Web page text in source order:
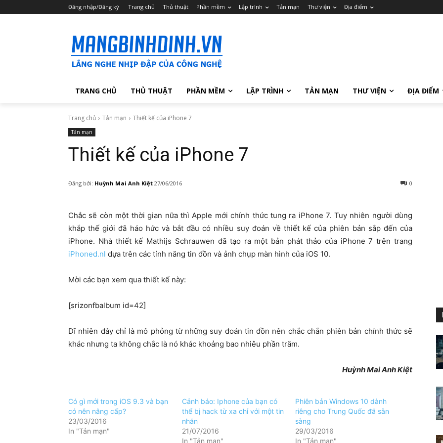
Đăng nhập/Đăng ký Trang chủ Thủ thuật Phần mềm Lập trình Tản mạn Thư viện Địa điểm
TRANG CHỦ THỦ THUẬT PHẦN MỀM LẬP TRÌNH TẢN MẠN THƯ VIỆN ĐỊA ĐIỂM
Trang chủ Tản mạn Thiết kế của iPhone 7
Tản mạn
Thiết kế của iPhone 7
Đăng bởi: Huỳnh Mai Anh Kiệt 27/06/2016 0
Chắc sẽ còn một thời gian nữa thì Apple mới chính thức tung ra iPhone 7. Tuy nhiên người dùng
khắp thế giới đã háo hức và bắt đầu có nhiều suy đoán về thiết kế của phiên bản sắp đến của
iPhone. Nhà thiết kế Mathijs Schrauwen đã tạo ra một bản phát thảo của iPhone 7 trên trang
iPhoned.nl dựa trên các tính năng tin đồn và ảnh chụp màn hình của iOS 10.
Mời các bạn xem qua thiết kế này:
[srizonfbalbum id=42]
Dĩ nhiên đây chỉ là mô phỏng từ những suy đoán tin đồn nên chắc chắn phiên bản chính thức sẽ
khác nhưng ta không chắc là nó khác khoảng bao nhiêu phần trăm.
Huỳnh Mai Anh Kiệt
Có gì mới trong iOS 9.3 và bạn
có nên nâng cấp?
23/03/2016
In "Tản mạn"
Cảnh báo: Iphone của bạn có
thể bị hack từ xa chỉ với một tin
nhắn
21/07/2016
In "Tản mạn"
Phiên bản Windows 10 dành
riêng cho Trung Quốc đã sẵn
sàng
29/03/2016
In "Tản mạn"